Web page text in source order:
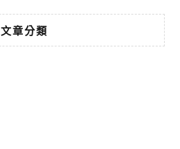
文章分類